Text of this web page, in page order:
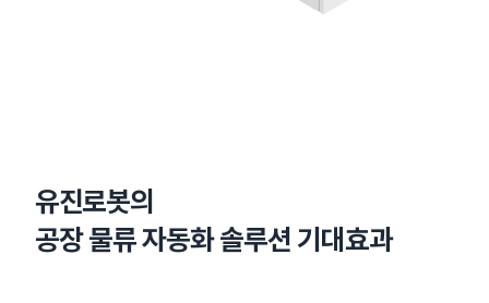
유진로봇의
공장 물류 자동화 솔루션 기대효과